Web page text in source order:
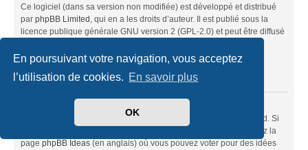
En poursuivant votre navigation, vous acceptez
l’utilisation de cookies. En savoir plus
OK
Ce logiciel (dans sa version non modifiée) est développé et distribué
par phpBB Limited, qui en a les droits d’auteur. Il est publié sous la
licence publique générale GNU version 2 (GPL-2.0) et peut être diffusé
À propos de phpBB» (en anglais).
Haut
Ce logiciel a été développé et mis sous licence par phpBB Limited. Si
vous pensez qu’une fonctionnalité nécessite d’être ajoutée, visitez la
page phpBB Ideas (en anglais) où vous pouvez voter pour des idées